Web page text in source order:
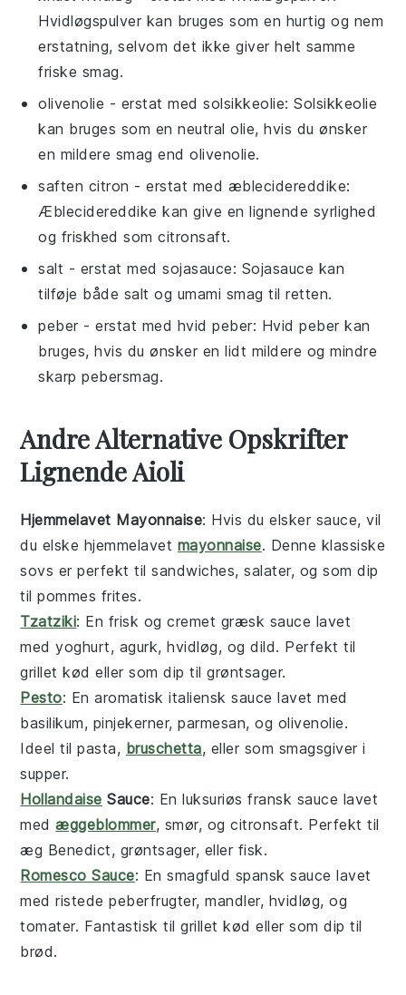
Hvidløgspulver kan bruges som en hurtig og nem
erstatning, selvom det ikke giver helt samme
friske smag.
olivenolie - erstat medsolsikkeolie: Solsikkeolie
kan bruges som en neutral olie, hvis du ønsker
en mildere smag end olivenolie.
saften citron - erstat med æblecidereddike:
Æblecidereddike kan give en lignende syrlighed
og friskhed som citronsaft.
salt - erstat medsojasauce: Sojasauce kan
tilføje både salt og umami smag til retten.
peber - erstat med hvid peber: Hvid peber kan
bruges, hvis du ønsker en lidt mildere og mindre
skarp pebersmag.
Andre Alternative Opskrifter
Lignende Aioli
Hjemmelavet Mayonnaise: Hvis du elsker sauce, vil
du elske hjemmelavet mayonnaise. Denne klassiske
sovs er perfekt tilsandwiches,salater, og som dip
tilpommes frites.
Tzatziki: En frisk og cremet græsk sauce lavet
medyoghurt, agurk,hvidløg, ogdild. Perfekt til
grillet kød eller som dip tilgrøntsager.
Pesto: En aromatiskitaliensk sauce lavet med
basilikum, pinjekerner,parmesan, og olivenolie.
Ideel tilpasta, bruschetta, eller som smagsgiver i
supper.
Hollandaise Sauce: En luksuriøsfransk sauce lavet
medæggeblommer, smør, ogcitronsaft. Perfekt til
æg Benedict, grøntsager, eller fisk.
Romesco Sauce: En smagfuld spansk sauce lavet
medristede peberfrugter,mandler, hvidløg, og
tomater. Fantastisk tilgrillet kød eller som dip til
brød.